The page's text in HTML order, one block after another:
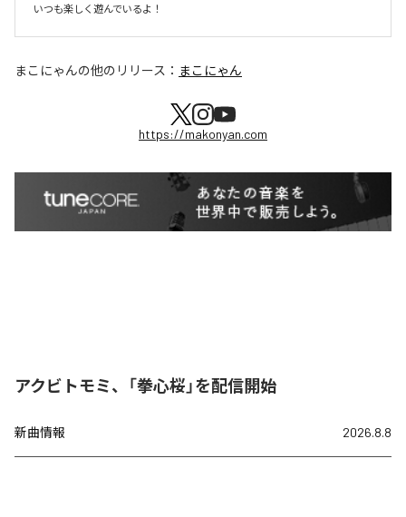
まこにゃんの他のリリース： まこにゃん
https://makonyan.com
アクビトモミ、「拳心桜」を配信開始
新曲情報 2026.8.8